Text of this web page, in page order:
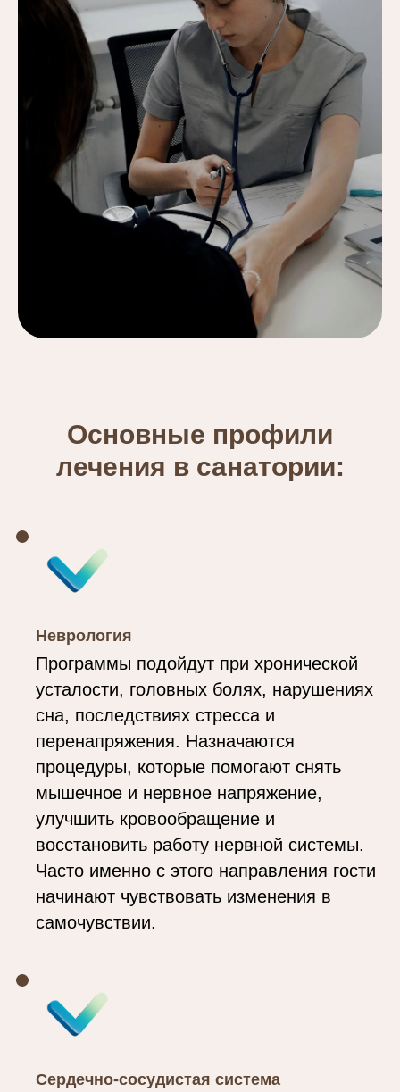
Основные профили
лечения в санатории:
Неврология
Программы подойдут при хронической
усталости, головных болях, нарушениях
сна, последствиях стресса и
перенапряжения. Назначаются
процедуры, которые помогают снять
мышечное и нервное напряжение,
улучшить кровообращение и
восстановить работу нервной системы.
Часто именно с этого направления гости
начинают чувствовать изменения в
самочувствии.
Сердечно-сосудистая система